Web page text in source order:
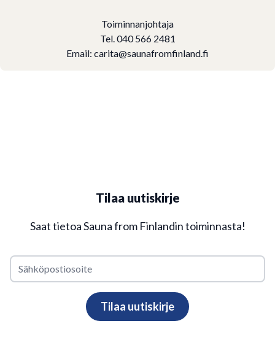
Toiminnanjohtaja
Tel. 040 566 2481
Email: carita@saunafromfinland.fi
Tilaa uutiskirje
Saat tietoa Sauna from Finlandin toiminnasta!